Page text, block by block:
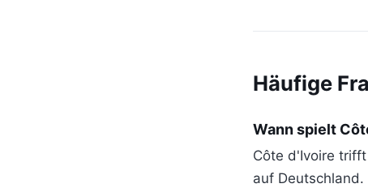
Häufige
Wann spielt
Côte d'Ivoire
auf Deutschland.